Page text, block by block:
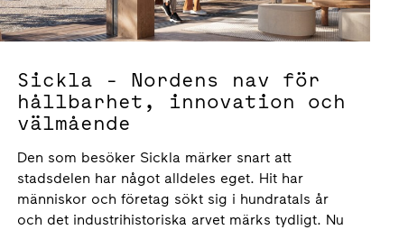
Sickla - Nordens nav för
hållbarhet, innovation och
välmående
Den som besöker Sickla märker snart att
stadsdelen har något alldeles eget. Hit har
människor och företag sökt sig i hundratals år
och det industrihistoriska arvet märks tydligt. Nu